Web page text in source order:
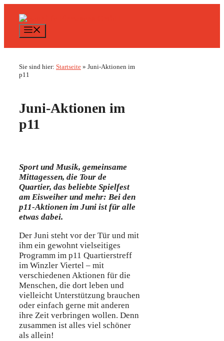
Inhalt
springen
Sie sind hier: Startseite » Juni-Aktionen im
p11
Juni-Aktionen im
p11
Sport und Musik, gemeinsame
Mittagessen, die Tour de
Quartier, das beliebte Spielfest
am Eisweiher und mehr: Bei den
p11-Aktionen im Juni ist für alle
etwas dabei.
Der Juni steht vor der Tür und mit
ihm ein gewohnt vielseitiges
Programm im p11 Quartierstreff
im Winzler Viertel – mit
verschiedenen Aktionen für die
Menschen, die dort leben und
vielleicht Unterstützung brauchen
oder einfach gerne mit anderen
ihre Zeit verbringen wollen. Denn
zusammen ist alles viel schöner
als allein!